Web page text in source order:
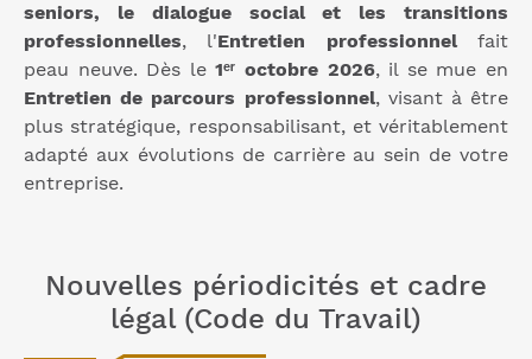
seniors, le dialogue social et les transitions
professionnelles, l'Entretien professionnelfait
peau neuve. Dès le1ᵉʳ octobre 2026, il se mue en
Entretien de parcours professionnel, visant à être
plus stratégique, responsabilisant, et véritablement
adapté aux évolutions de carrière au sein de votre
entreprise.
Nouvelles périodicités et cadre
légal (Code du Travail)